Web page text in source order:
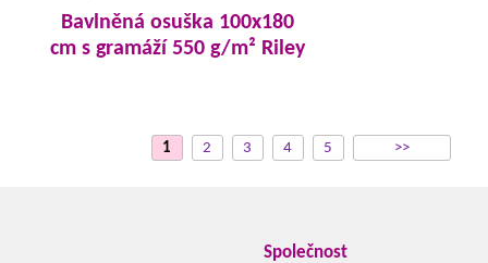
Bavlněná osuška 100x180
cm s gramáží 550 g/m² Riley
1 2 3 4 5 >>
Společnost